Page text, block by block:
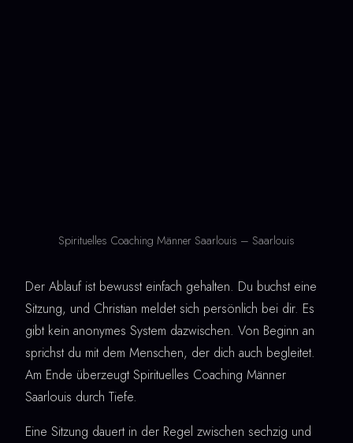
Spirituelles Coaching Männer Saarlouis – Saarlouis
Der Ablauf ist bewusst einfach gehalten. Du buchst eine
Sitzung, und Christian meldet sich persönlich bei dir. Es
gibt kein anonymes System dazwischen. Von Beginn an
sprichst du mit dem Menschen, der dich auch begleitet.
Am Ende überzeugt Spirituelles Coaching Männer
Saarlouis durch Tiefe.
Eine Sitzung dauert in der Regel zwischen sechzig und